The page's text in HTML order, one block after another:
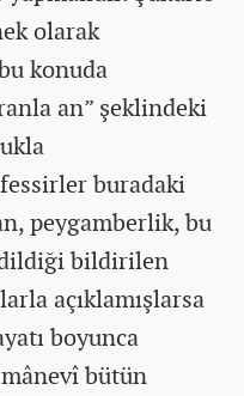
olarak
konuda
an” şeklindeki
buradaki
peygamberlik, bu
bildirilen
açıklamışlarsa
boyunca
bütün